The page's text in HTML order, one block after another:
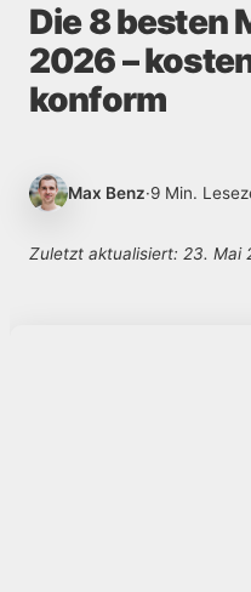
Die 8 besten
2026 –
konform
Max Benz·9 Min.
Zuletzt aktualisiert: 23. Mai